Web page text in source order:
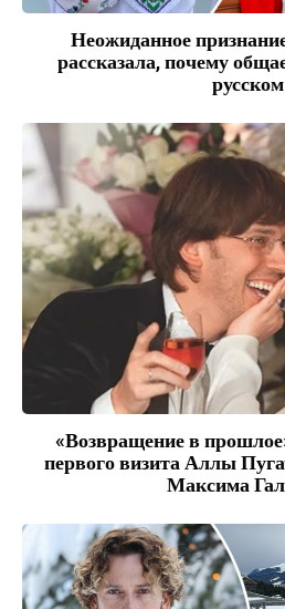
Неожиданное
рассказала, почему
русском
«Возвращение в
первого визита Аллы
Максима